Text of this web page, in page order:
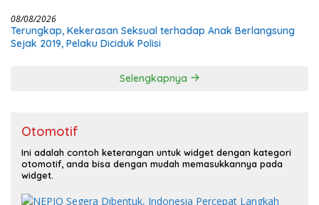
08/08/2026
Terungkap, Kekerasan Seksual terhadap Anak Berlangsung
Sejak 2019, Pelaku Diciduk Polisi
Selengkapnya
Otomotif
Ini adalah contoh keterangan untuk widget dengan kategori
otomotif, anda bisa dengan mudah memasukkannya pada
widget.